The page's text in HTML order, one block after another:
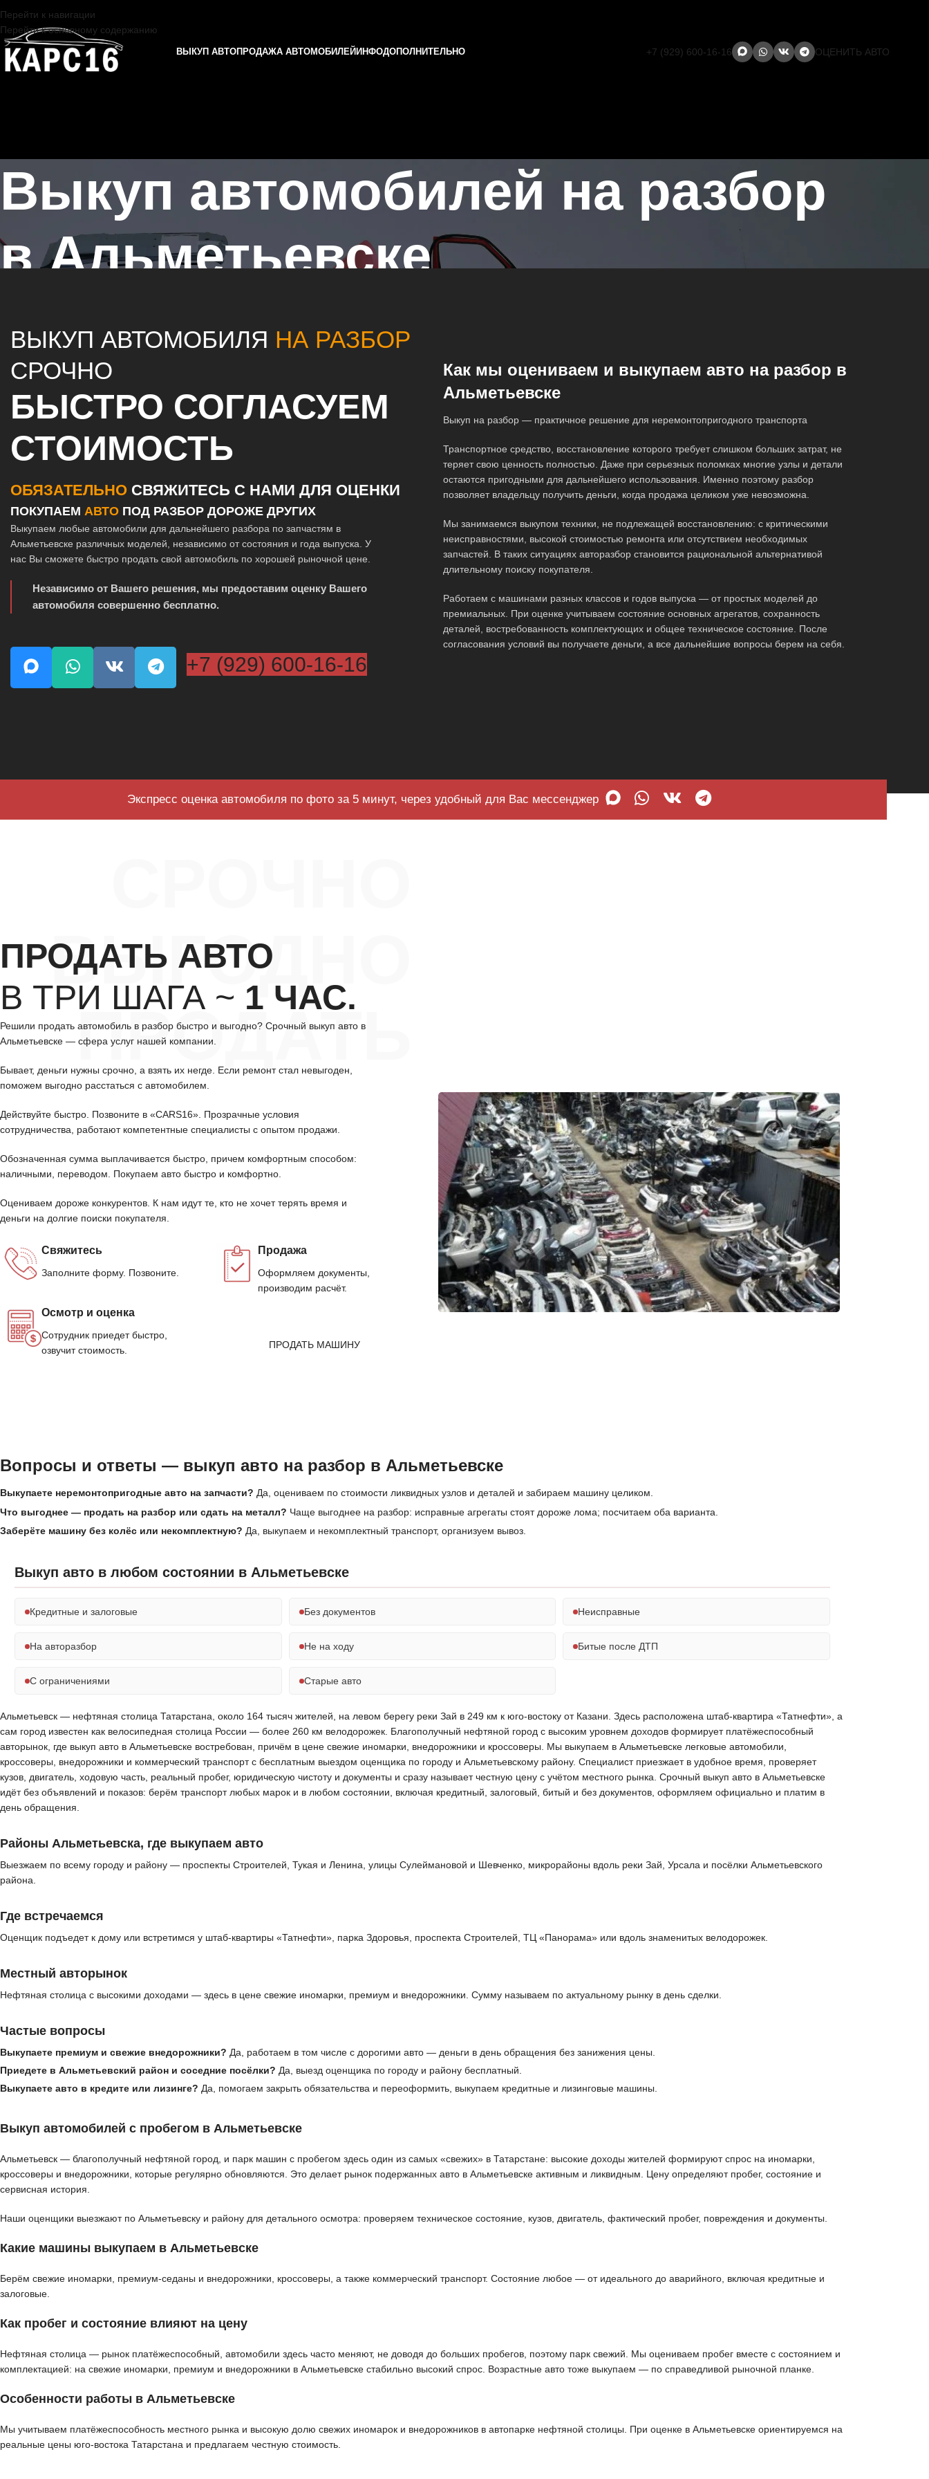
Перейти к навигации
Перейти к основному содержанию
ВЫКУП АВТОПРОДАЖА АВТОМОБИЛЕЙ ИНФОДОПОЛНИТЕЛЬНО +7 (929) 600-16-16 ОЦЕНИТЬ АВТО
Выкуп автомобилей на разбор
в Альметьевске
ВЫКУП АВТОМОБИЛЯ НА РАЗБОР
СРОЧНО
БЫСТРО СОГЛАСУЕМ
СТОИМОСТЬ
ОБЯЗАТЕЛЬНО СВЯЖИТЕСЬ С НАМИ ДЛЯ ОЦЕНКИ
ПОКУПАЕМ АВТО ПОД РАЗБОР ДОРОЖЕ ДРУГИХ
Выкупаем любые автомобили для дальнейшего разбора по запчастям в
Альметьевске различных моделей, независимо от состояния и года выпуска. У
нас Вы сможете быстро продать свой автомобиль по хорошей рыночной цене.
Независимо от Вашего решения, мы предоставим оценку Вашего
автомобиля совершенно бесплатно.
+7 (929) 600-16-16
Как мы оцениваем и выкупаем авто на разбор в
Альметьевске
Выкуп на разбор — практичное решение для неремонтопригодного транспорта
Транспортное средство, восстановление которого требует слишком больших затрат, не
теряет свою ценность полностью. Даже при серьезных поломках многие узлы и детали
остаются пригодными для дальнейшего использования. Именно поэтому разбор
позволяет владельцу получить деньги, когда продажа целиком уже невозможна.
Мы занимаемся выкупом техники, не подлежащей восстановлению: с критическими
неисправностями, высокой стоимостью ремонта или отсутствием необходимых
запчастей. В таких ситуациях авторазбор становится рациональной альтернативой
длительному поиску покупателя.
Работаем с машинами разных классов и годов выпуска — от простых моделей до
премиальных. При оценке учитываем состояние основных агрегатов, сохранность
деталей, востребованность комплектующих и общее техническое состояние. После
согласования условий вы получаете деньги, а все дальнейшие вопросы берем на себя.
Экспресс оценка автомобиля по фото за 5 минут, через удобный для Вас мессенджер
ВЫГОДНО
ПРОДАТЬ
ПРОДАТЬ АВТО
В ТРИ ШАГА ~ 1 ЧАС.
Решили продать автомобиль в разбор быстро и выгодно? Срочный выкуп авто в
Альметьевске — сфера услуг нашей компании.
Бывает, деньги нужны срочно, а взять их негде. Если ремонт стал невыгоден,
поможем выгодно расстаться с автомобилем.
Действуйте быстро. Позвоните в «CARS16». Прозрачные условия
сотрудничества, работают компетентные специалисты с опытом продажи.
Обозначенная сумма выплачивается быстро, причем комфортным способом:
наличными, переводом. Покупаем авто быстро и комфортно.
Оцениваем дороже конкурентов. К нам идут те, кто не хочет терять время и
деньги на долгие поиски покупателя.
Свяжитесь
Заполните форму. Позвоните.
Осмотр и оценка
Сотрудник приедет быстро,
озвучит стоимость.
Продажа
Оформляем документы,
производим расчёт.
ПРОДАТЬ МАШИНУ
Вопросы и ответы — выкуп авто на разбор в Альметьевске
Выкупаете неремонтопригодные авто на запчасти? Да, оцениваем по стоимости ликвидных узлов и деталей и забираем машину целиком.
Что выгоднее — продать на разбор или сдать на металл? Чаще выгоднее на разбор: исправные агрегаты стоят дороже лома; посчитаем оба варианта.
Заберёте машину без колёс или некомплектную? Да, выкупаем и некомплектный транспорт, организуем вывоз.
Выкуп авто в любом состоянии в Альметьевске
Кредитные и залоговые Без документов Неисправные
На авторазбор Не на ходу Битые после ДТП
С ограничениями Старые авто
Альметьевск — нефтяная столица Татарстана, около 164 тысяч жителей, на левом берегу реки Зай в 249 км к юго-востоку от Казани. Здесь расположена штаб-квартира «Татнефти», а
сам город известен как велосипедная столица России — более 260 км велодорожек. Благополучный нефтяной город с высоким уровнем доходов формирует платёжеспособный
авторынок, где выкуп авто в Альметьевске востребован, причём в цене свежие иномарки, внедорожники и кроссоверы. Мы выкупаем в Альметьевске легковые автомобили,
кроссоверы, внедорожники и коммерческий транспорт с бесплатным выездом оценщика по городу и Альметьевскому району. Специалист приезжает в удобное время, проверяет
кузов, двигатель, ходовую часть, реальный пробег, юридическую чистоту и документы и сразу называет честную цену с учётом местного рынка. Срочный выкуп авто в Альметьевске
идёт без объявлений и показов: берём транспорт любых марок и в любом состоянии, включая кредитный, залоговый, битый и без документов, оформляем официально и платим в
день обращения.
Районы Альметьевска, где выкупаем авто
Выезжаем по всему городу и району — проспекты Строителей, Тукая и Ленина, улицы Сулеймановой и Шевченко, микрорайоны вдоль реки Зай, Урсала и посёлки Альметьевского
района.
Где встречаемся
Оценщик подъедет к дому или встретимся у штаб-квартиры «Татнефти», парка Здоровья, проспекта Строителей, ТЦ «Панорама» или вдоль знаменитых велодорожек.
Местный авторынок
Нефтяная столица с высокими доходами — здесь в цене свежие иномарки, премиум и внедорожники. Сумму называем по актуальному рынку в день сделки.
Частые вопросы
Выкупаете премиум и свежие внедорожники? Да, работаем в том числе с дорогими авто — деньги в день обращения без занижения цены.
Приедете в Альметьевский район и соседние посёлки? Да, выезд оценщика по городу и району бесплатный.
Выкупаете авто в кредите или лизинге? Да, помогаем закрыть обязательства и переоформить, выкупаем кредитные и лизинговые машины.
Выкуп автомобилей с пробегом в Альметьевске
Альметьевск — благополучный нефтяной город, и парк машин с пробегом здесь один из самых «свежих» в Татарстане: высокие доходы жителей формируют спрос на иномарки,
кроссоверы и внедорожники, которые регулярно обновляются. Это делает рынок подержанных авто в Альметьевске активным и ликвидным. Цену определяют пробег, состояние и
сервисная история.
Наши оценщики выезжают по Альметьевску и району для детального осмотра: проверяем техническое состояние, кузов, двигатель, фактический пробег, повреждения и документы.
Какие машины выкупаем в Альметьевске
Берём свежие иномарки, премиум-седаны и внедорожники, кроссоверы, а также коммерческий транспорт. Состояние любое — от идеального до аварийного, включая кредитные и
залоговые.
Как пробег и состояние влияют на цену
Нефтяная столица — рынок платёжеспособный, автомобили здесь часто меняют, не доводя до больших пробегов, поэтому парк свежий. Мы оцениваем пробег вместе с состоянием и
комплектацией: на свежие иномарки, премиум и внедорожники в Альметьевске стабильно высокий спрос. Возрастные авто тоже выкупаем — по справедливой рыночной планке.
Особенности работы в Альметьевске
Мы учитываем платёжеспособность местного рынка и высокую долю свежих иномарок и внедорожников в автопарке нефтяной столицы. При оценке в Альметьевске ориентируемся на
реальные цены юго-востока Татарстана и предлагаем честную стоимость.